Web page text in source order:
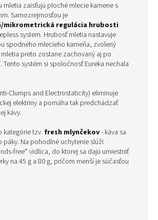
mletia zaisťujú ploché mlecie kamene s
Samozrejmosťou je
mikrometrická regulácia hrubosti
system. Hrubosť mletia nastavuje
spodného mlecieho kameňa, zvolený
preto zostane zachovaný aj po
Tento systém si spoločnosť Eureka nechala
Clumps and Electrostaticity) eliminuje
elektriny a pomáha tak predchádzať
kávy.
kategórie tzv. fresh mlynčekov- káva sa
páky. Na pohodlné uchytenie slúži
free“ vidlica, do ktorej sa dajú umiestniť
na 45 g a 80 g, pričom menší je súčasťou